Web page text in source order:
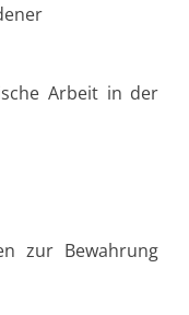
Arbeit in der
zur Bewahrung